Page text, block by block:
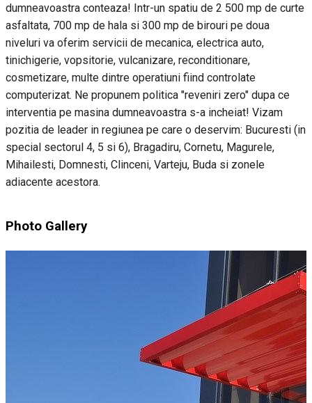
dumneavoastra conteaza! Intr-un spatiu de 2 500 mp de curte
asfaltata, 700 mp de hala si 300 mp de birouri pe doua
niveluri va oferim servicii de mecanica, electrica auto,
tinichigerie, vopsitorie, vulcanizare, reconditionare,
cosmetizare, multe dintre operatiuni fiind controlate
computerizat. Ne propunem politica "reveniri zero" dupa ce
interventia pe masina dumneavoastra s-a incheiat! Vizam
pozitia de leader in regiunea pe care o deservim: Bucuresti (in
special sectorul 4, 5 si 6), Bragadiru, Cornetu, Magurele,
Mihailesti, Domnesti, Clinceni, Varteju, Buda si zonele
adiacente acestora.
Photo Gallery